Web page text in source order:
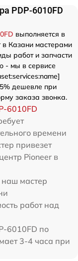
PDP-6010FD
выполняется в
Казани мастерами
работ и запчасти
- мы в сервисе
дешевле при
заказа звонка.
6010FD
времени
привезет
Pioneer в
наш мастер
работ над
6010FD по
3-4 часа при